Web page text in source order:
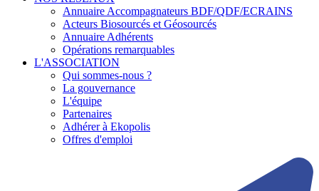
Annuaire Accompagnateurs BDF/QDF/ECRAINS
Acteurs Biosourcés et Géosourcés
Annuaire Adhérents
Opérations remarquables
L'ASSOCIATION
Qui sommes-nous ?
La gouvernance
L'équipe
Partenaires
Adhérer à Ekopolis
Offres d'emploi